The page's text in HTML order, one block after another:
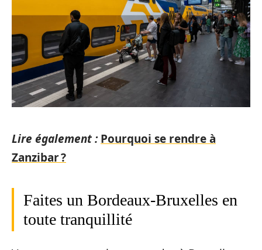
Lire également : Pourquoi se rendre à
Zanzibar ?
Faites un Bordeaux-Bruxelles en
toute tranquillité